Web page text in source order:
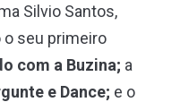
Silvio Santos,
seu primeiro
com a Buzina; a
e Dance; e o